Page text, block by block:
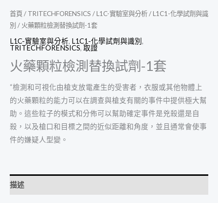
首頁/ TRITECHFORENSICS /L1C-實驗室與分析/L1C1-化學試劑與識
別 / 火藥顆粒檢測替換試劑-1套
L1C-實驗室與分析, L1C1-化學試劑與識別 ,
TRITECHFORENSICS, 取證
火藥顆粒檢測替換試劑-1套
“檢測和可視化由槍支放電產生的受害者，衣服或其他物體上
的火藥顆粒的能力可以在調查與槍支有關的事件中提供極大幫
助。這些粒子的模式和分佈可以幫助確定事件是兇殺還是自
殺，以及槍口和目標之間的近似距離和角度，並且通常會使事
件的嫌疑人型變。
描述